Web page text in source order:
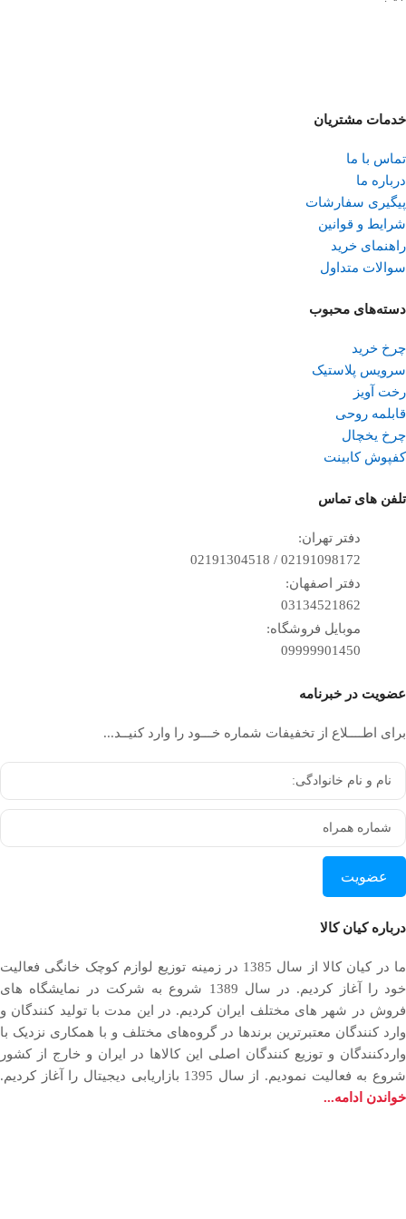
خدمات مشتریان
تماس با ما
درباره ما
پیگیری سفارشات
شرایط و قوانین
راهنمای خرید
سوالات متداول
دسته‌های محبوب
چرخ خرید
سرویس پلاستیک
رخت آویز
قابلمه روحی
چرخ یخچال
کفپوش کابینت
تلفن ‌های تماس
دفتر تهران:
02191098172 / 02191304518
دفتر اصفهان:
03134521862
موبایل فروشگاه:
09999901450
عضویت در خبرنامه
برای اطــــلاع از تخفیفات شماره خـــود را وارد کنیــد...
عضویت
درباره کیان کالا
ما در کیان کالا از سال 1385 در زمینه توزیع لوازم کوچک خانگی فعالیت
خود را آغاز کردیم. در سال 1389 شروع به شرکت در نمایشگاه های
فروش در شهر های مختلف ایران کردیم. در اين مدت با توليد كنندگان و
وارد كنندگان معتبرترین برندها در گروه‌‏های مختلف و با همکاری نزدیک با
وارد‏کنندگان و توزیع‏ کنندگان اصلی این کالاها در ایران و خارج از کشور
شروع به فعاليت نمودیم. از سال 1395 بازاریابی دیجیتال را آغاز کردیم.
خواندن ادامه...